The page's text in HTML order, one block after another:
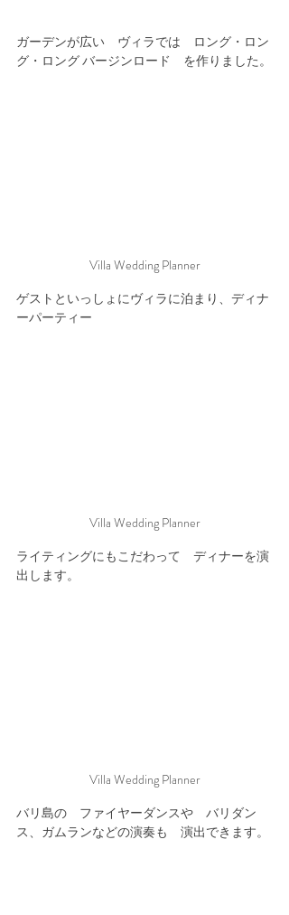
ガーデンが広い　ヴィラでは　ロング・ロン
グ・ロング バージンロード　を作りました。
Villa Wedding Planner
ゲストといっしょにヴィラに泊まり、ディナ
ーパーティー
Villa Wedding Planner
ライティングにもこだわって　ディナーを演
出します。
Villa Wedding Planner
バリ島の　ファイヤーダンスや　バリダン
ス、ガムランなどの演奏も　演出できます。